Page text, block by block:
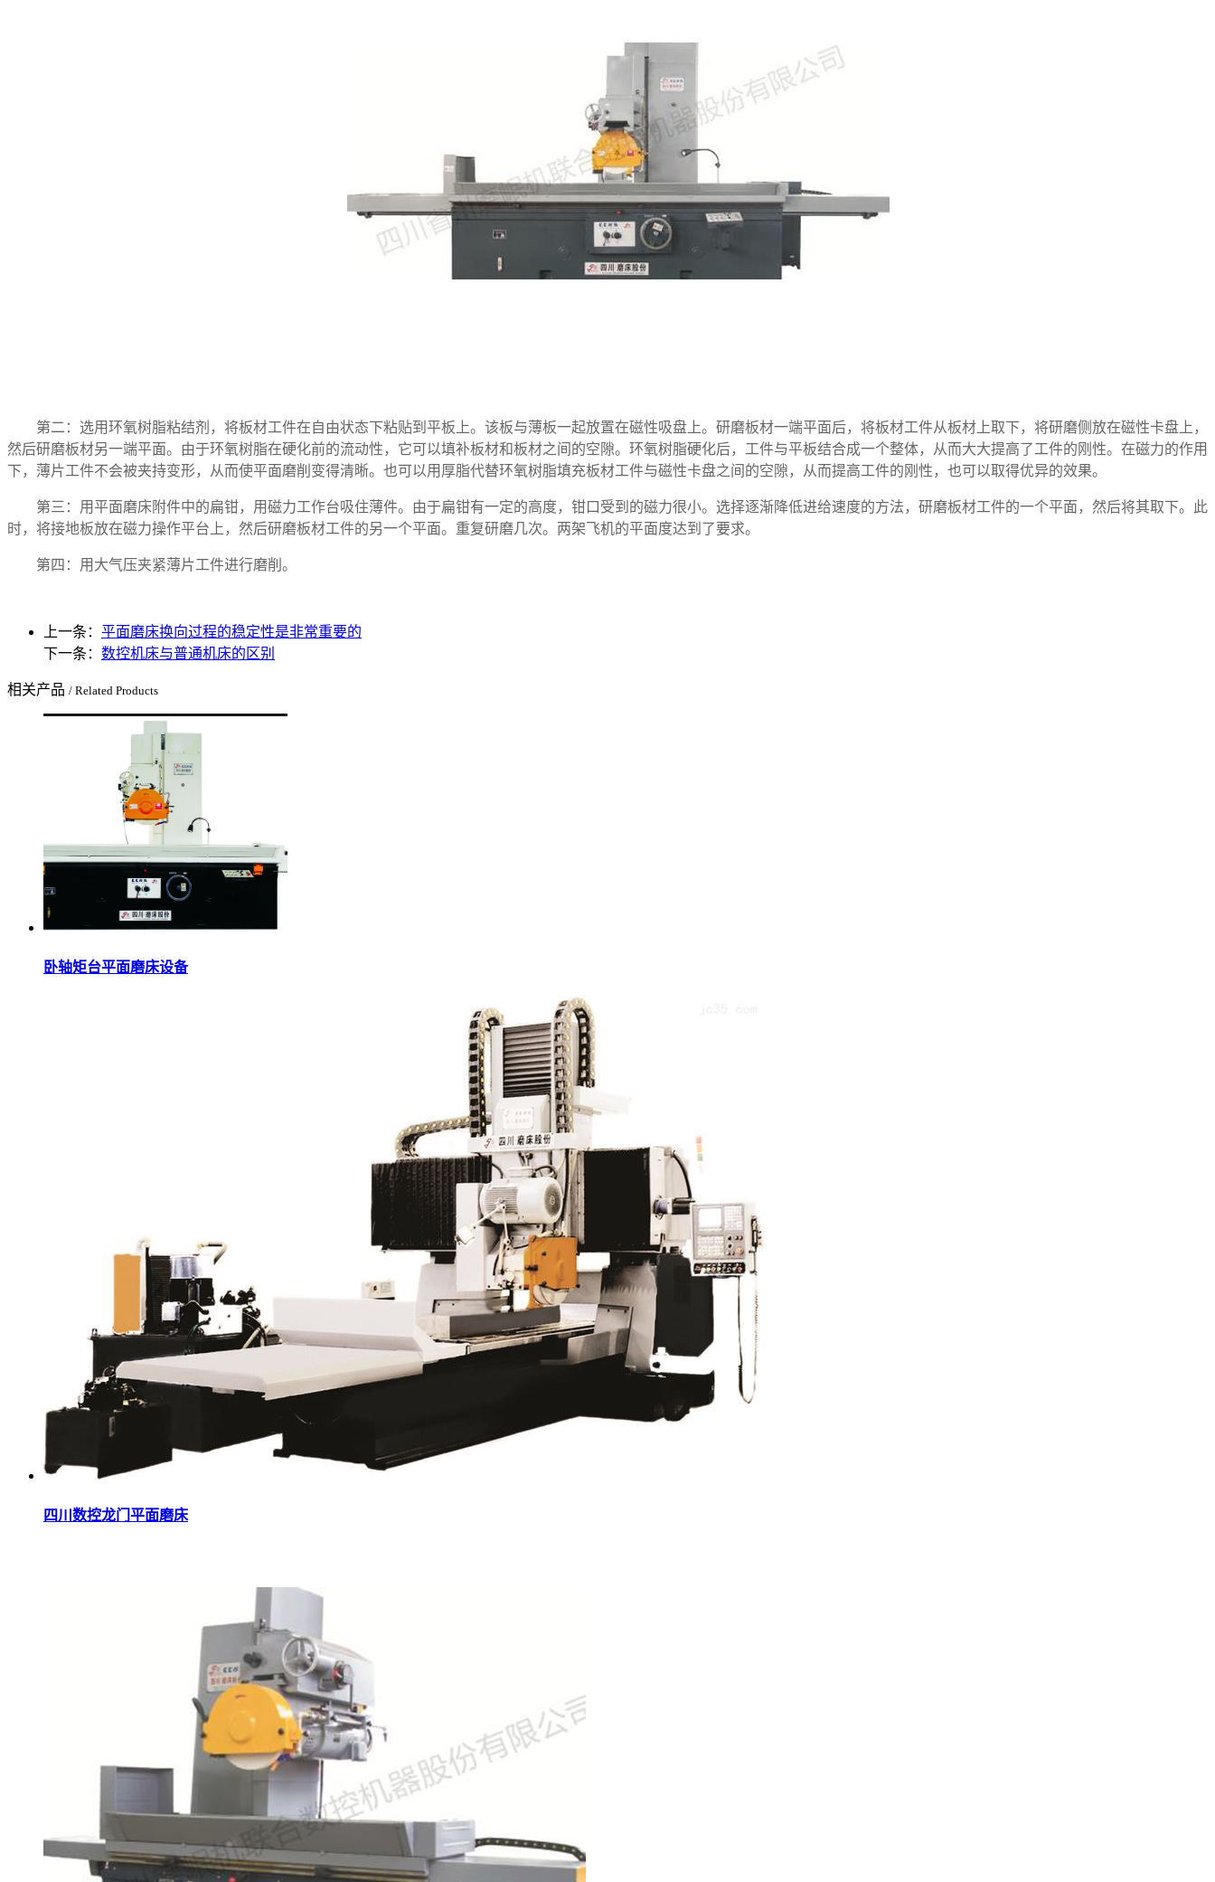
第二：选用环氧树脂粘结剂，将板材工件在自由状态下粘贴到平板上。该板与薄板一起放置在磁性吸盘上。研磨板材一端平面后，将板材工件从板材上取下，将研磨侧放在磁性卡盘上，
然后研磨板材另一端平面。由于环氧树脂在硬化前的流动性，它可以填补板材和板材之间的空隙。环氧树脂硬化后，工件与平板结合成一个整体，从而大大提高了工件的刚性。在磁力的作用
下，薄片工件不会被夹持变形，从而使平面磨削变得清晰。也可以用厚脂代替环氧树脂填充板材工件与磁性卡盘之间的空隙，从而提高工件的刚性，也可以取得优异的效果。
第三：用平面磨床附件中的扁钳，用磁力工作台吸住薄件。由于扁钳有一定的高度，钳口受到的磁力很小。选择逐渐降低进给速度的方法，研磨板材工件的一个平面，然后将其取下。此
时，将接地板放在磁力操作平台上，然后研磨板材工件的另一个平面。重复研磨几次。两架飞机的平面度达到了要求。
第四：用大气压夹紧薄片工件进行磨削。
上一条： 平面磨床换向过程的稳定性是非常重要的
下一条： 数控机床与普通机床的区别
相关产品 / Related Products
卧轴矩台平面磨床设备
四川数控龙门平面磨床